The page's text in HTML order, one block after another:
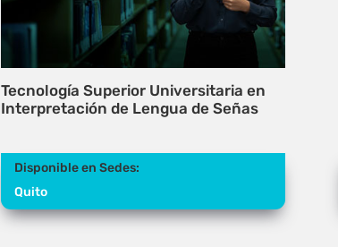
Tecnología Superior Universitaria en
Interpretación de Lengua de Señas
Disponible en Sedes:
Quito